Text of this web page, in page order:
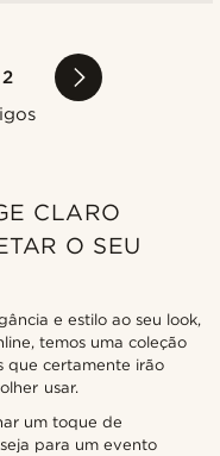
2
CLARO
O SEU
e estilo ao seu look,
temos uma coleção
que certamente irão
usar.
um toque de
para um evento